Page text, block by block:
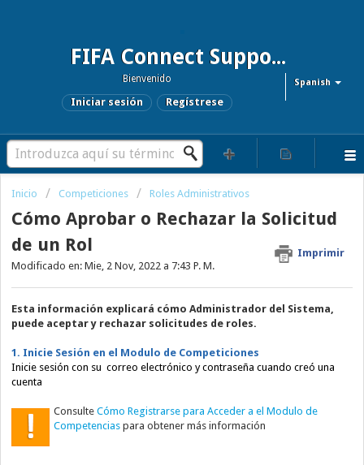
FIFA Connect Support and FCMS Support
Spanish
Bienvenido
Iniciar sesión Regístrese
Inicio Competiciones Roles Administrativos
Cómo Aprobar o Rechazar la Solicitud
de un Rol
Imprimir
Modificado en: Mie, 2 Nov, 2022 a 7:43 P. M.
Esta información explicará cómo Administrador del Sistema,
puede aceptar y rechazar solicitudes de roles.
1. Inicie Sesión en el Modulo de Competiciones
Inicie sesión con su correo electrónico y contraseña cuando creó una
cuenta
Consulte Cómo Registrarse para Acceder a el Modulo de
Competencias para obtener más información